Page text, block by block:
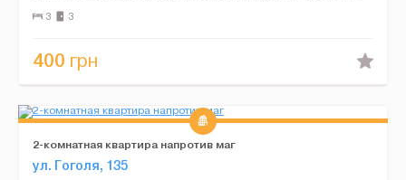
кухня, ремонт. Рядом маг. "Сельпо", курорт, река, рын...
3 3
400 грн
2-комнатная квартира напротив маг
ул. Гоголя, 135